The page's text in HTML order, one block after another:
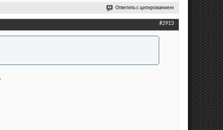
Ответить с цитированием
#2913